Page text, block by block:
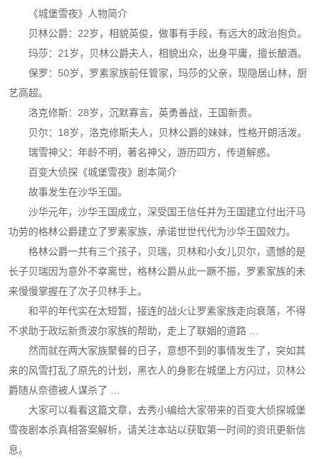
《城堡雪夜》人物简介
贝林公爵：22岁，相貌英俊，做事有手段，有远大的政治抱负。
玛莎：21岁，贝林公爵夫人，相貌出众，出身平庸，擅长酿酒。
保罗：50岁，罗素家族前任管家，玛莎的父亲，现隐居山林，厨
艺高超。
洛克修斯：28岁，沉默寡言，英勇善战，王国新贵。
贝尔：18岁，洛克修斯夫人，贝林公爵的妹妹，性格开朗活泼。
瑞雪神父：年龄不明，著名神父，游历四方，传道解惑。
百变大侦探《城堡雪夜》剧本简介
故事发生在沙华王国。
沙华元年，沙华王国成立，深受国王信任并为王国建立付出汗马
功劳的格林公爵建立了罗素家族，承诺世世代代为沙华王国效力。
格林公爵一共有三个孩子，贝瑞，贝林和小女儿贝尔，遗憾的是
长子贝瑞因为意外不幸离世，格林公爵从此一蹶不振，罗素家族的未
来慢慢掌握在了次子贝林手上。
和平的年代实在太短暂，接连的战火让罗素家族走向衰落，不得
不求助于政坛新贵波尔家族的帮助，走上了联姻的道路 …
然而就在两大家族聚餐的日子，意想不到的事情发生了，突如其
来的风雪打乱了原先的计划，黑衣人的身影在城堡上方闪过，贝林公
爵随从奈德被人谋杀了 …
大家可以看看这篇文章，去秀小编给大家带来的百变大侦探城堡
雪夜剧本杀真相答案解析，请关注本站以获取第一时间的资讯更新信
息。